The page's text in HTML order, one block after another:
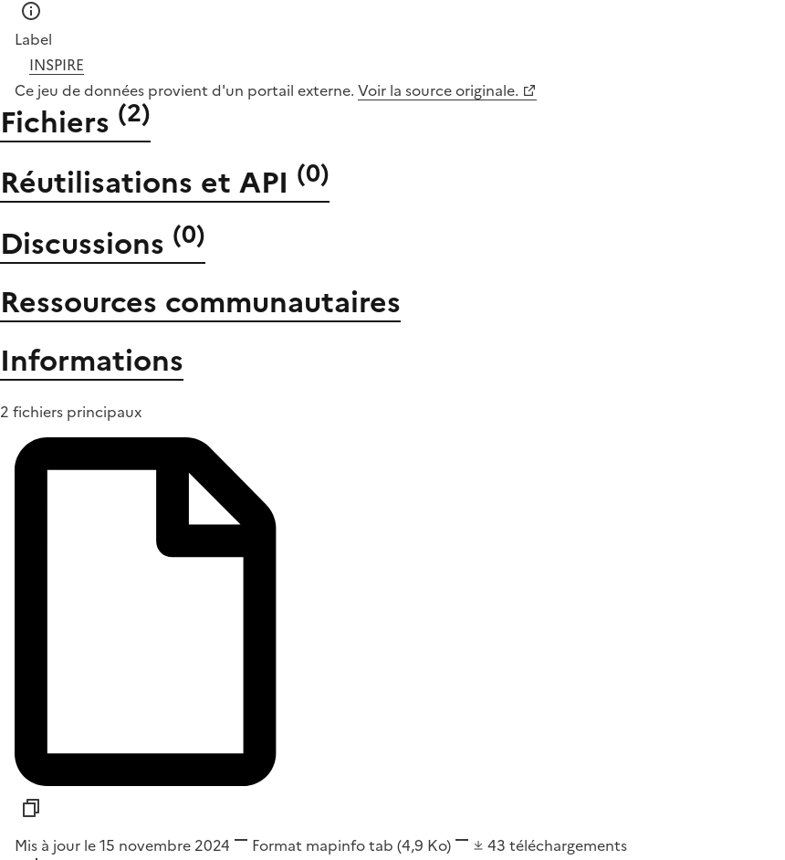
Label
INSPIRE
Ce jeu de données provient d'un portail externe. Voir la source originale.
Fichiers (2)
Réutilisations et API (0)
Discussions (0)
Ressources communautaires
Informations
2 fichiers principaux
Mis à jour le 15 novembre 2024 Format mapinfo tab (4,9 Ko) 43 téléchargements